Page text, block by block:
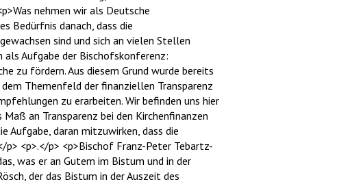
nehmen wir als Deutsche
Bedürfnis danach, dass die
sind und sich an vielen Stellen
Aufgabe der Bischofskonferenz:
zu fördern. Aus diesem Grund wurde bereits
Themenfeld der finanziellen Transparenz
zu erarbeiten. Wir befinden uns hier
an Transparenz bei den Kirchenfinanzen
Aufgabe, daran mitzuwirken, dass die
<p>.</p> <p>Bischof Franz-Peter Tebartz-
was er an Gutem im Bistum und in der
der das Bistum in der Auszeit des